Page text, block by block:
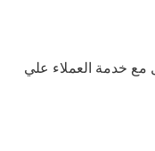
مع خدمة العملاء علي